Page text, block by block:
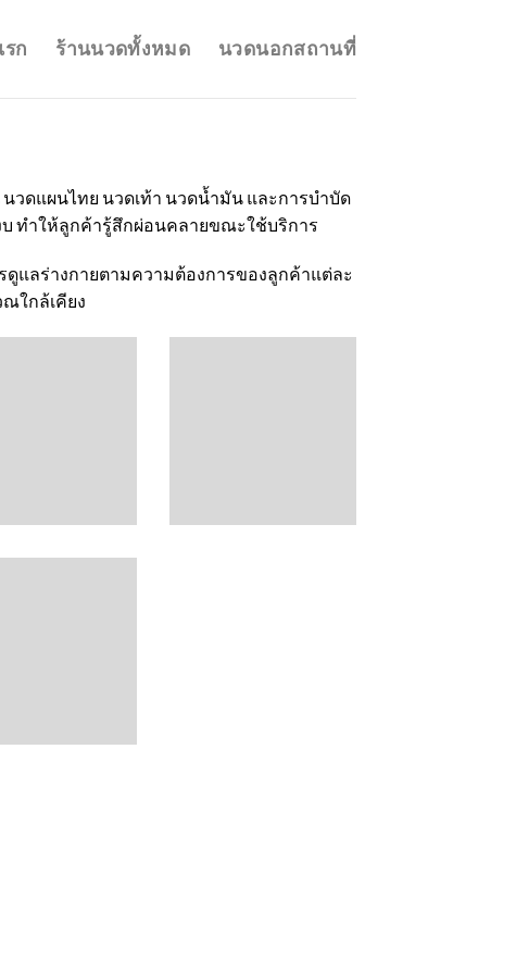
ก ร้านนวดทั้งหมด นวดนอกสถานที่
วดแผนไทย นวดเท้า นวดน้ำมัน และการบำบัด
บ ทำให้ลูกค้ารู้สึกผ่อนคลายขณะใช้บริการ
แลร่างกายตามความต้องการของลูกค้าแต่ละ
ใกล้เคียง